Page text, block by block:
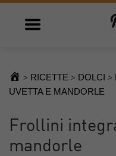
Open main menu
> RICETTE > DOLCI >
UVETTA E MANDORLE
Frollini
mandorle